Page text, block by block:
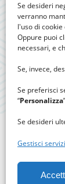
Se desideri
verranno
l'uso di
Oppure puoi
necessari, e
Se, invece,
Se preferisci
“Personalizza
Se desideri
Gestisci servizi